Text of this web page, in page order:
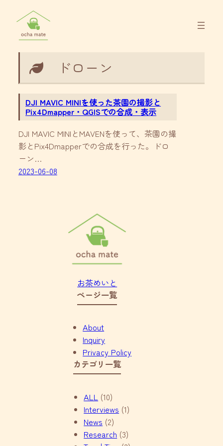
ドローン
DJI MAVIC MINIを使った茶園の撮影と
Pix4Dmapper・QGISでの合成・表示
DJI MAVIC MINIとMAVENを使って、茶園の撮
影とPix4Dmapperでの合成を行った。ドロ
ーン…
2023-06-08
お茶めいと
ページ一覧
About
Inquiry
Privacy Policy
カテゴリ一覧
ALL (10)
Interviews (1)
News (2)
Research (3)